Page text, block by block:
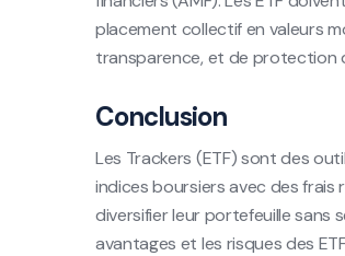
placement collectif en valeurs
transparence, et de protection
Conclusion
Les Trackers (ETF) sont des
indices boursiers avec des
diversifier leur portefeuille sans
avantages et les risques des